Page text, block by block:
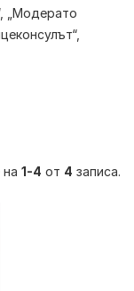
„Модерато
на 1-4 от 4 записа.